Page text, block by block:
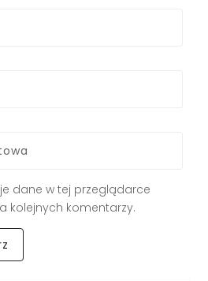
dane w tej przeglądarce
kolejnych komentarzy.